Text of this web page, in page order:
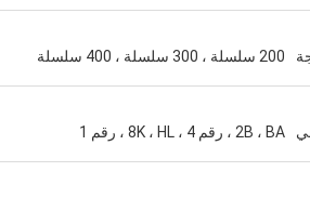
200 سلسلة ، 300 سلسلة ، 400 سلسلة
2B ، BA ، رقم 4 ، 8K ، HL ، رقم 1